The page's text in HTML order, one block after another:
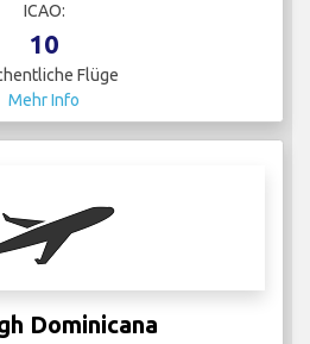
ICAO:
10
Flüge
Mehr Info
Dominicana